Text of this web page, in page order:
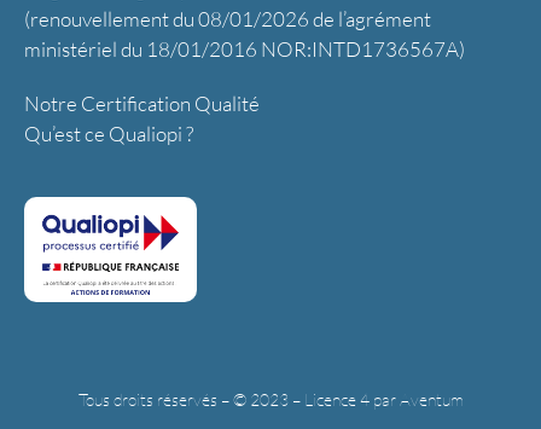
(renouvellement du 08/01/2026 de l’agrément
ministériel du 18/01/2016 NOR:INTD1736567A)
Notre Certification Qualité
Qu’est ce Qualiopi ?
Tous droits réservés – © 2023 – Licence 4 par Aventum